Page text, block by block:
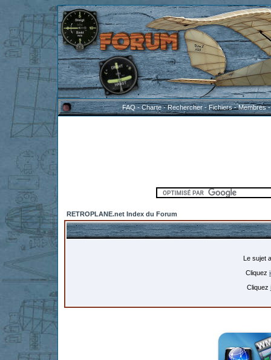
FAQ-Charte-Rechercher-Fichiers-Membres
RETROPLANE.net Index du Forum
Le sujet
Cliquez
Cliquez